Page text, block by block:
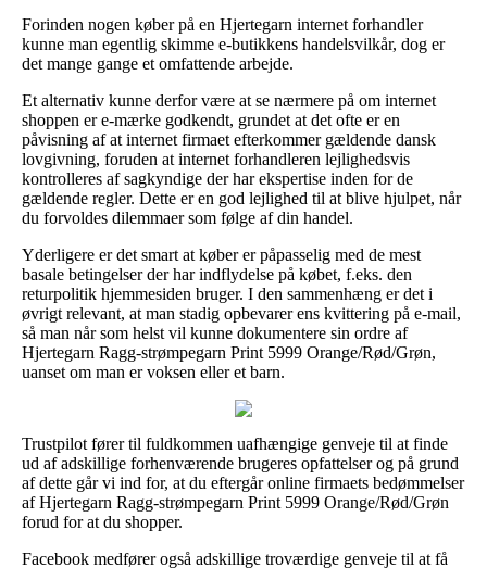
Forinden nogen køber på en Hjertegarn internet forhandler
kunne man egentlig skimme e-butikkens handelsvilkår, dog er
det mange gange et omfattende arbejde.
Et alternativ kunne derfor være at se nærmere på om internet
shoppen er e-mærke godkendt, grundet at det ofte er en
påvisning af at internet firmaet efterkommer gældende dansk
lovgivning, foruden at internet forhandleren lejlighedsvis
kontrolleres af sagkyndige der har ekspertise inden for de
gældende regler. Dette er en god lejlighed til at blive hjulpet, når
du forvoldes dilemmaer som følge af din handel.
Yderligere er det smart at køber er påpasselig med de mest
basale betingelser der har indflydelse på købet, f.eks. den
returpolitik hjemmesiden bruger. I den sammenhæng er det i
øvrigt relevant, at man stadig opbevarer ens kvittering på e-mail,
så man når som helst vil kunne dokumentere sin ordre af
Hjertegarn Ragg-strømpegarn Print 5999 Orange/Rød/Grøn,
uanset om man er voksen eller et barn.
Trustpilot fører til fuldkommen uafhængige genveje til at finde
ud af adskillige forhenværende brugeres opfattelser og på grund
af dette går vi ind for, at du eftergår online firmaets bedømmelser
af Hjertegarn Ragg-strømpegarn Print 5999 Orange/Rød/Grøn
forud for at du shopper.
Facebook medfører også adskillige troværdige genveje til at få